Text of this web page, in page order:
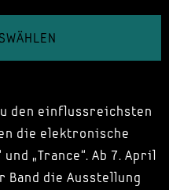
den einflussreichsten
die elektronische
„Trance“. Ab 7. April
Band die Ausstellung